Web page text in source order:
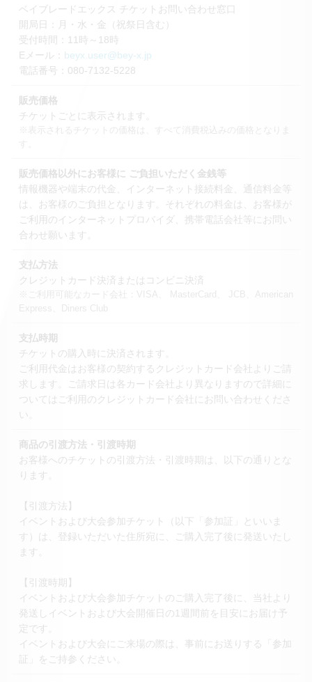
ベイブレードエックス チケットお問い合わせ窓口
開局日：月・水・金（祝祭日含む）
受付時間：11時～18時
Eメール： beyx.user@bey-x.jp
電話番号：080-7132-5228
販売価格
チケットごとに表示されます。
※表示されるチケットの価格は、すべて消費税込みの価格となりま
販売価格以外にお客様に ご負担いただく金銭等
情報機器や端末の代金、インターネット接続料金、通信料金等
は、お客様のご負担となります。それぞれの料金は、お客様が
ご利用のインターネットプロバイダ、携帯電話会社等にお問い
合わせ願います。
支払方法
クレジットカード決済またはコンビニ決済
※ご利用可能なカード会社：VISA、 MasterCard、 JCB、American
Express、Diners Club
支払時期
チケットの購入時に決済されます。
ご利用代金はお客様の契約するクレジットカード会社よりご請
求します。ご請求日は各カード会社より異なりますので詳細に
ついてはご利用のクレジットカード会社にお問い合わせくださ
い。
商品の引渡方法・引渡時期
お客様へのチケットの引渡方法・引渡時期は、以下の通りとな
ります。
【引渡方法】
イベントおよび大会参加チケット（以下「参加証」といいま
す）は、登録いただいた住所宛に、ご購入完了後に発送いたし
ます。
【引渡時期】
イベントおよび大会参加チケットのご購入完了後に、当社より
発送しイベントおよび大会開催日の1週間前を目安にお届け予
定です。
イベントおよび大会にご来場の際は、事前にお送りする「参加
証」をご持参ください。